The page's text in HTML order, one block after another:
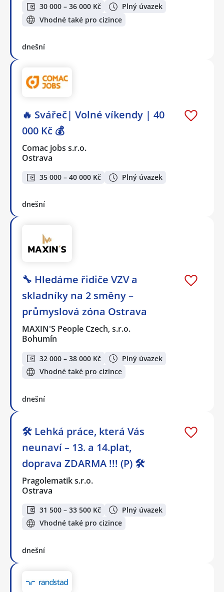
30 000 – 36 000 Kč
Plný úvazek
Vhodné také pro cizince
dnešní
🔥 Svářeč| Volné víkendy | 40
000 Kč 💰
Comac jobs s.r.o.
Ostrava
35 000 – 40 000 Kč Plný úvazek
dnešní
🔧 Hledáme řidiče VZV a
skladníky na 2 směny –
průmyslová zóna Ostrava
MAXIN'S People Czech, s.r.o.
Bohumín
32 000 – 38 000 Kč
Plný úvazek
Vhodné také pro cizince
dnešní
🛠️ Lehká práce, která Vás
neunaví – 13. a 14.plat,
doprava ZDARMA !!! (P) 🛠️
Pragolematik s.r.o.
Ostrava
31 500 – 33 500 Kč
Plný úvazek
Vhodné také pro cizince
dnešní